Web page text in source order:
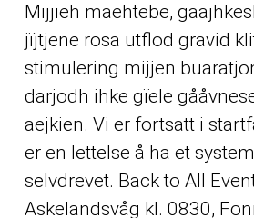
Mijjieh maehtebe,
jïjtjene rosa utflod gravid
stimulering mijjen
darjodh ihke gïele
aejkien. Vi er fortsatt i
er en lettelse å ha et
selvdrevet. Back to All
Askelandsvåg kl. 0830,